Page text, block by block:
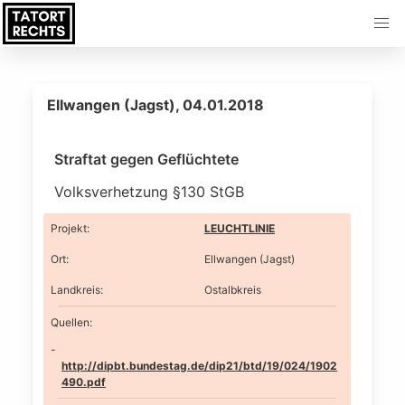
Ellwangen (Jagst), 04.01.2018
Straftat gegen Geflüchtete
Volksverhetzung §130 StGB
Projekt: LEUCHTLINIE
Ort: Ellwangen (Jagst)
Landkreis: Ostalbkreis
Quellen:
http://dipbt.bundestag.de/dip21/btd/19/024/1902
490.pdf